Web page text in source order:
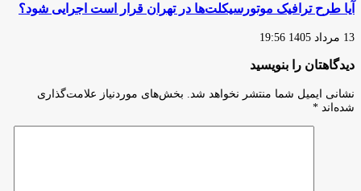
آیا طرح ترافیک موتورسیکلت‌ها در تهران قرار است اجرایی شود؟
13 مرداد 1405 19:56
دیدگاهتان را بنویسید
نشانی ایمیل شما منتشر نخواهد شد.
بخش‌های موردنیاز علامت‌گذاری
شده‌اند *